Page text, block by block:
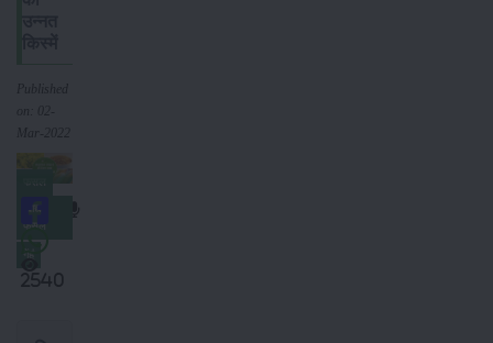
Published
on: 02-
Mar-2022
खाद्य
फसल
गेंहूं
2540